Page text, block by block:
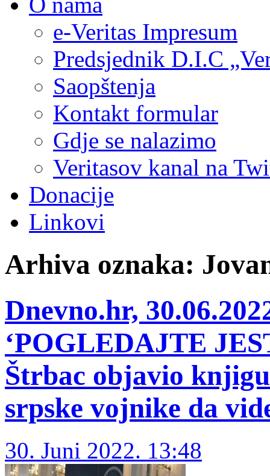
e-Veritas Impresum
Predsjednik D.I.C
Saopštenja
Kontakt formular
Gdje se nalazimo
Veritasov kanal na
Donacije
Linkovi
Arhiva oznaka:
Dnevno.hr,
‘POGLEDAJTE
Štrbac objavio
srpske vojnike da
30. Juni 2022. 13:48